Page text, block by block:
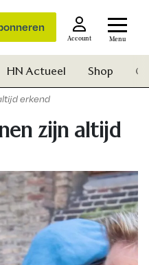
Account Menu
HN Actueel Shop
erkend
zijn altijd